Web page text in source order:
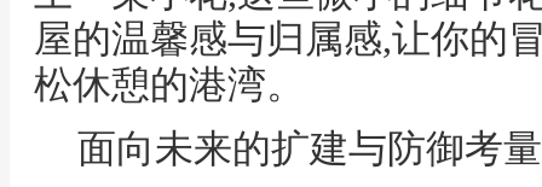
屋的温馨感与归属感,让你的
松休憩的港湾。
面向未来的扩建与防御考量